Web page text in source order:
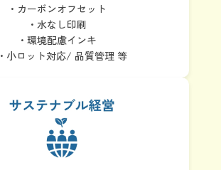
・カーボンオフセット
・水なし印刷
・環境配慮インキ
・小ロット対応/ 品質管理 等